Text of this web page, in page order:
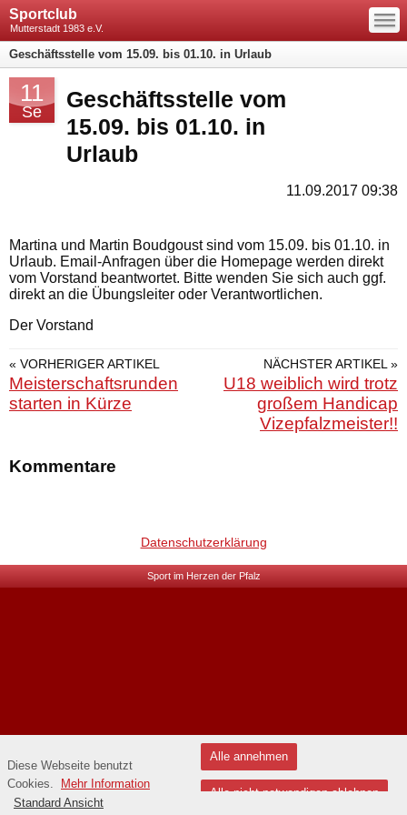
Sportclub
Mutterstadt 1983 e.V.
—
—
—
Geschäftsstelle vom 15.09. bis 01.10. in Urlaub
11
Se
Geschäftsstelle vom
15.09. bis 01.10. in
Urlaub
11.09.2017 09:38
Martina und Martin Boudgoust sind vom 15.09. bis 01.10. in
Urlaub. Email-Anfragen über die Homepage werden direkt
vom Vorstand beantwortet. Bitte wenden Sie sich auch ggf.
direkt an die Übungsleiter oder Verantwortlichen.
Der Vorstand
« VORHERIGER ARTIKEL
Meisterschaftsrunden
starten in Kürze
NÄCHSTER ARTIKEL »
U18 weiblich wird trotz
großem Handicap
Vizepfalzmeister!!
Kommentare
Datenschutzerklärung
Sport im Herzen der Pfalz
Standard Ansicht
Diese Webseite benutzt
Cookies.
Mehr Information
Alle annehmen
Alle nicht notwendigen ablehnen